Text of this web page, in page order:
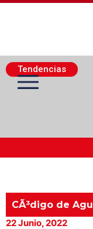
Tendencias
Actualidad
Minería
CÃ³digo de
22 Junio, 2022